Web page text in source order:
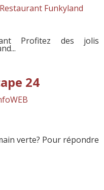
Funkyland
Profitez des jolis
24
verte? Pour répondre